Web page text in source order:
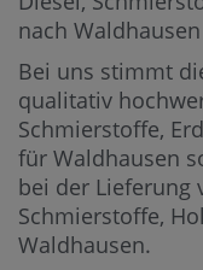
nach
Bei uns stimmt
qualitativ
Schmierstoffe,
für Waldhausen
bei der Lieferung
Schmierstoffe,
Waldhausen.